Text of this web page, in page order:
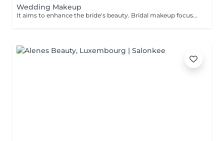
Wedding Makeup
It aims to enhance the bride's beauty. Bridal makeup focuses on creating a flawless elegant and timeless look for your special day. It includes: - perfect foundation - correction - eyes makeup - eyebrows - perfect lips